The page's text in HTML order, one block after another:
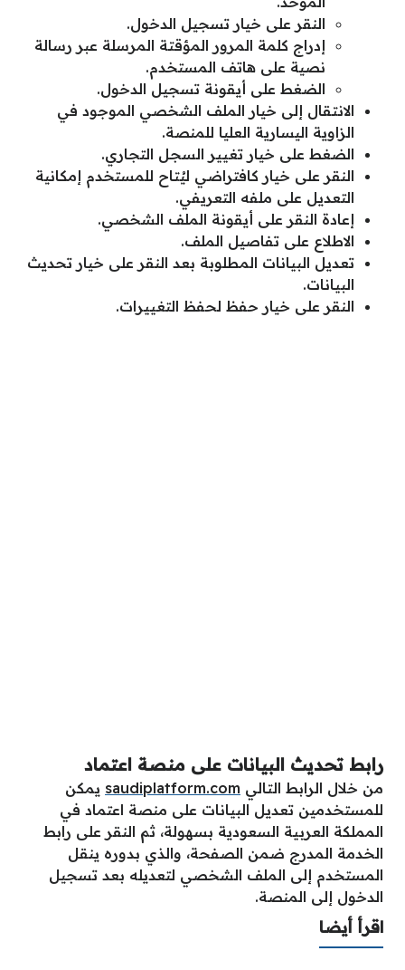
النقر على خيار تسجيل الدخول.
إدراج كلمة المرور المؤقتة المرسلة عبر رسالة
نصية على هاتف المستخدم.
الضغط على أيقونة تسجيل الدخول.
الانتقال إلى خيار الملف الشخصي الموجود في
الزاوية اليسارية العليا للمنصة.
الضغط على خيار تغيير السجل التجاري.
النقر على خيار كافتراضي ليُتاح للمستخدم إمكانية
التعديل على ملفه التعريفي.
إعادة النقر على أيقونة الملف الشخصي.
الاطلاع على تفاصيل الملف.
تعديل البيانات المطلوبة بعد النقر على خيار تحديث
البيانات.
النقر على خيار حفظ لحفظ التغييرات.
رابط تحديث البيانات على منصة اعتماد
من خلال الرابط التالي saudiplatform.com يمكن
للمستخدمين تعديل البيانات على منصة اعتماد في
المملكة العربية السعودية بسهولة، ثم النقر على رابط
الخدمة المدرج ضمن الصفحة، والذي بدوره ينقل
المستخدم إلى الملف الشخصي لتعديله بعد تسجيل
الدخول إلى المنصة.
اقرأ أيضا